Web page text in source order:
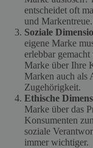
entscheidet oft
und Markentreue.
Soziale
eigene Marke
erlebbar
Marke über Ihre
Marken auch als
Zugehörigkeit.
Ethische
Marke über das
Konsumenten
soziale
immer wichtiger.